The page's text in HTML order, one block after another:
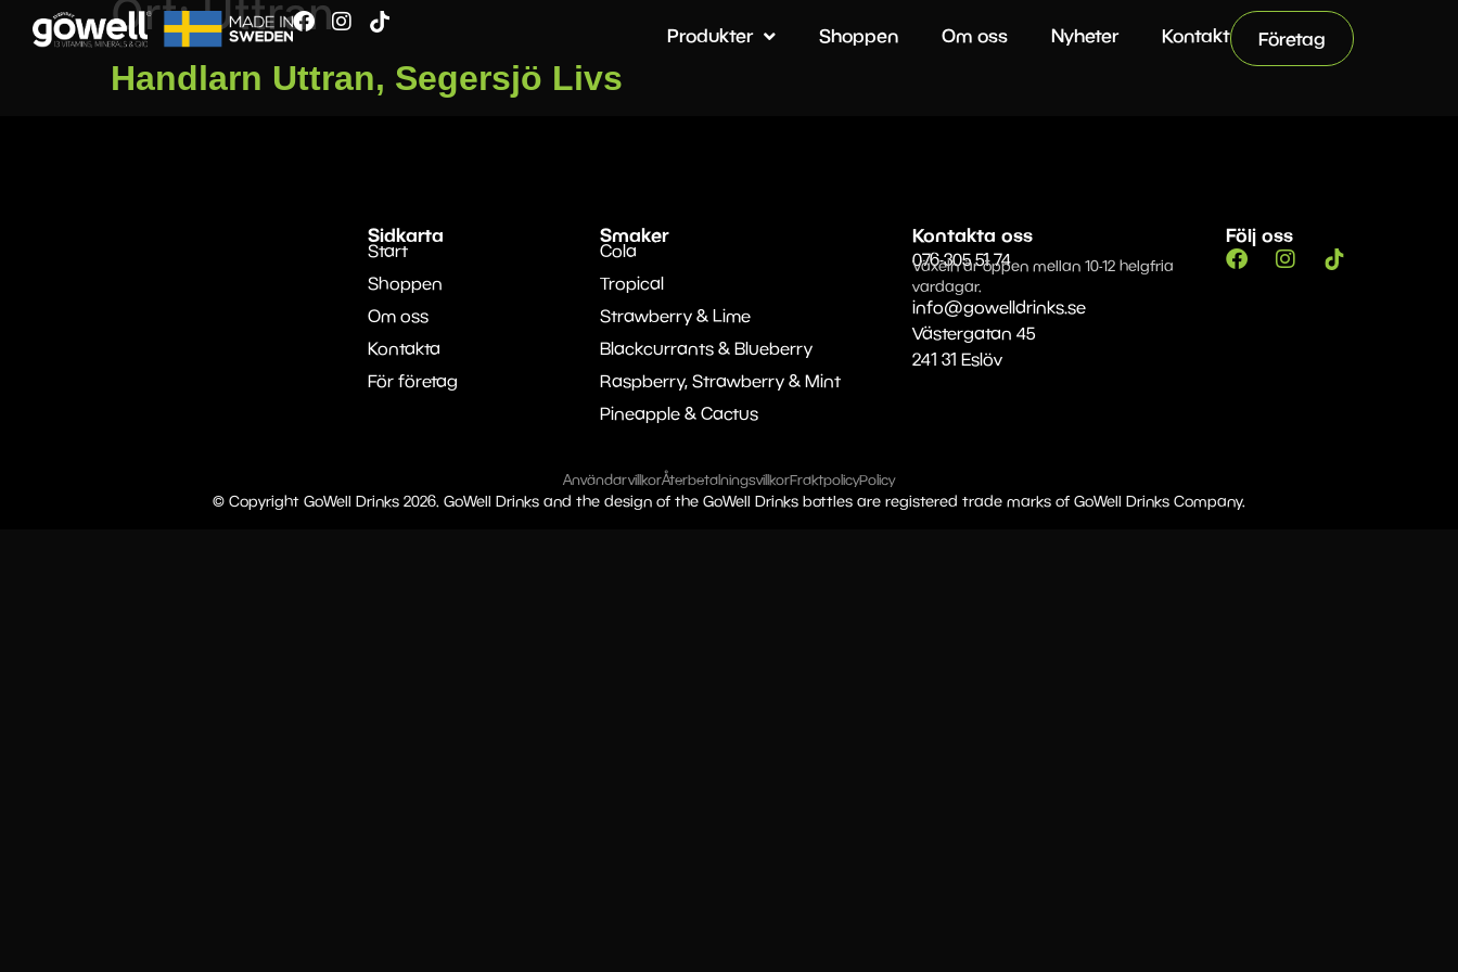
Produkter Shoppen Om oss Nyheter Kontakt Företag
Ort:Uttran
Handlarn Uttran, Segersjö Livs
Sidkarta
Start
Shoppen
Om oss
Kontakta
För företag
Smaker
Cola
Tropical
Strawberry & Lime
Blackcurrants & Blueberry
Raspberry, Strawberry & Mint
Pineapple & Cactus
Kontakta oss
076-305 51 74
Växeln är öppen mellan 10-12 helgfria
vardagar.
info@gowelldrinks.se
Västergatan 45
241 31 Eslöv
Följ oss
AnvändarvillkorÅterbetalningsvillkorFraktpolicyPolicy
© Copyright GoWell Drinks 2026. GoWell Drinks and the design of the GoWell Drinks bottles are registered trade marks of GoWell Drinks Company.